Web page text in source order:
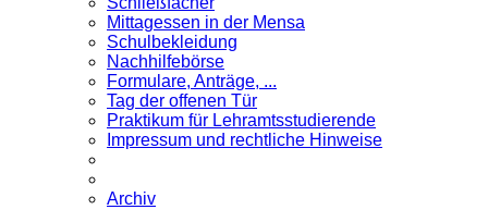
Mittagessen in der Mensa
Schulbekleidung
Nachhilfebörse
Formulare, Anträge, ...
Tag der offenen Tür
Praktikum für Lehramts­studierende
Impressum und rechtliche Hinweise
Archiv